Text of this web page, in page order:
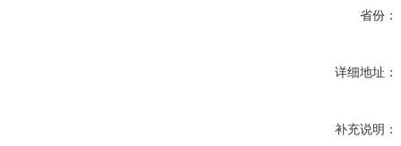
省份：
详细地址：
补充说明：